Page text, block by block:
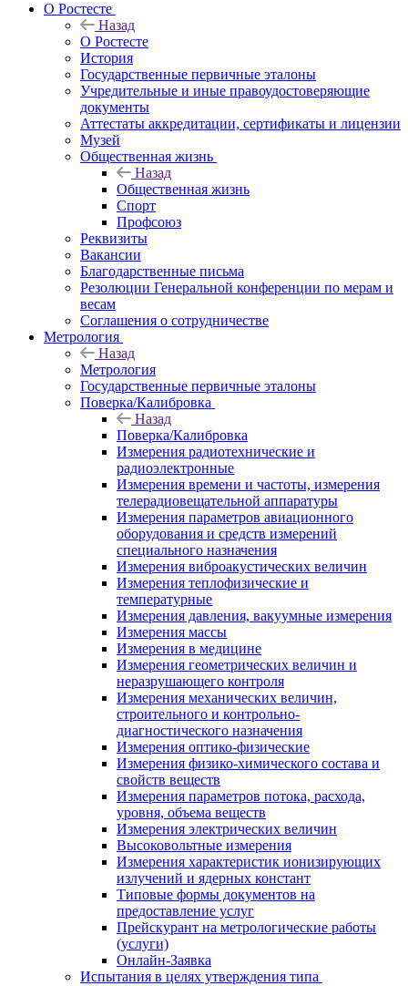
О Ростесте
Назад
О Ростесте
История
Государственные первичные эталоны
Учредительные и иные правоудостоверяющие
документы
Аттестаты аккредитации, сертификаты и лицензии
Музей
Общественная жизнь
Назад
Общественная жизнь
Спорт
Профсоюз
Реквизиты
Вакансии
Благодарственные письма
Резолюции Генеральной конференции по мерам и
весам
Соглашения о сотрудничестве
Метрология
Назад
Метрология
Государственные первичные эталоны
Поверка/Калибровка
Назад
Поверка/Калибровка
Измерения радиотехнические и
радиоэлектронные
Измерения времени и частоты, измерения
телерадиовещательной аппаратуры
Измерения параметров авиационного
оборудования и средств измерений
специального назначения
Измерения виброакустических величин
Измерения теплофизические и
температурные
Измерения давления, вакуумные измерения
Измерения массы
Измерения в медицине
Измерения геометрических величин и
неразрушающего контроля
Измерения механических величин,
строительного и контрольно-
диагностического назначения
Измерения оптико-физические
Измерения физико-химического состава и
свойств веществ
Измерения параметров потока, расхода,
уровня, объема веществ
Измерения электрических величин
Высоковольтные измерения
Измерения характеристик ионизирующих
излучений и ядерных констант
Типовые формы документов на
предоставление услуг
Прейскурант на метрологические работы
(услуги)
Онлайн-Заявка
Испытания в целях утверждения типа